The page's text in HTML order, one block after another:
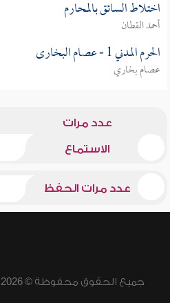
اختلاط السائق بالمحارم
أحمد القطان
الحرم المدني 1 - عصام البخارى
عصام بخاري
عدد مرات
الاستماع
عدد مرات الحفظ
جميع الحقوق محفوظة © 2026 - 1998 لشبكة إسلام ويب